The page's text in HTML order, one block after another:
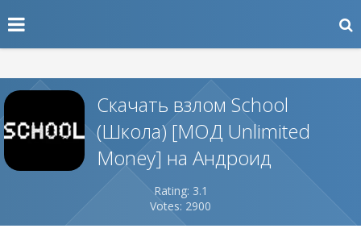
Скачать взлом School
(Школа) [МОД Unlimited
Money] на Андроид
Rating: 3.1
Votes: 2900